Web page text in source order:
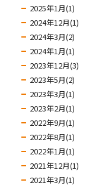
2025年1月(1)
2024年12月(1)
2024年3月(2)
2024年1月(1)
2023年12月(3)
2023年5月(2)
2023年3月(1)
2023年2月(1)
2022年9月(1)
2022年8月(1)
2022年1月(1)
2021年12月(1)
2021年3月(1)